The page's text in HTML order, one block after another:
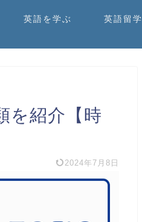
英語を学ぶ 英語留学
を紹介【時
2024年7月8日